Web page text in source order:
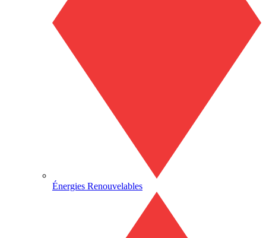
Énergies Renouvelables